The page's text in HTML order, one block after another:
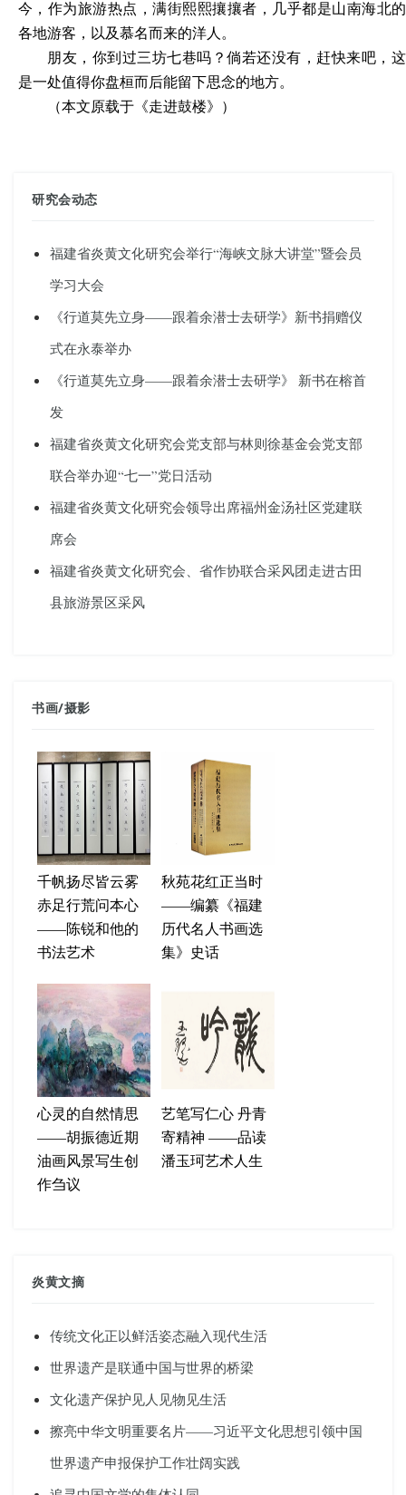
今，作为旅游热点，满街熙熙攘攘者，几乎都是山南海北的
各地游客，以及慕名而来的洋人。
朋友，你到过三坊七巷吗？倘若还没有，赶快来吧，这
是一处值得你盘桓而后能留下思念的地方。
（本文原载于《走进鼓楼》）
研究会动态
福建省炎黄文化研究会举行“海峡文脉大讲堂”暨会员
学习大会
《行道莫先立身——跟着余潜士去研学》新书捐赠仪
式在永泰举办
《行道莫先立身——跟着余潜士去研学》 新书在榕首
发
福建省炎黄文化研究会党支部与林则徐基金会党支部
联合举办迎“七一”党日活动
福建省炎黄文化研究会领导出席福州金汤社区党建联
席会
福建省炎黄文化研究会、省作协联合采风团走进古田
县旅游景区采风
书画/摄影
千帆扬尽皆云雾
赤足行荒问本心
——陈锐和他的
书法艺术
秋苑花红正当时
——编纂《福建
历代名人书画选
集》史话
心灵的自然情思
——胡振德近期
油画风景写生创
作刍议
艺笔写仁心 丹青
寄精神 ——品读
潘玉珂艺术人生
炎黄文摘
传统文化正以鲜活姿态融入现代生活
世界遗产是联通中国与世界的桥梁
文化遗产保护见人见物见生活
擦亮中华文明重要名片——习近平文化思想引领中国
世界遗产申报保护工作壮阔实践